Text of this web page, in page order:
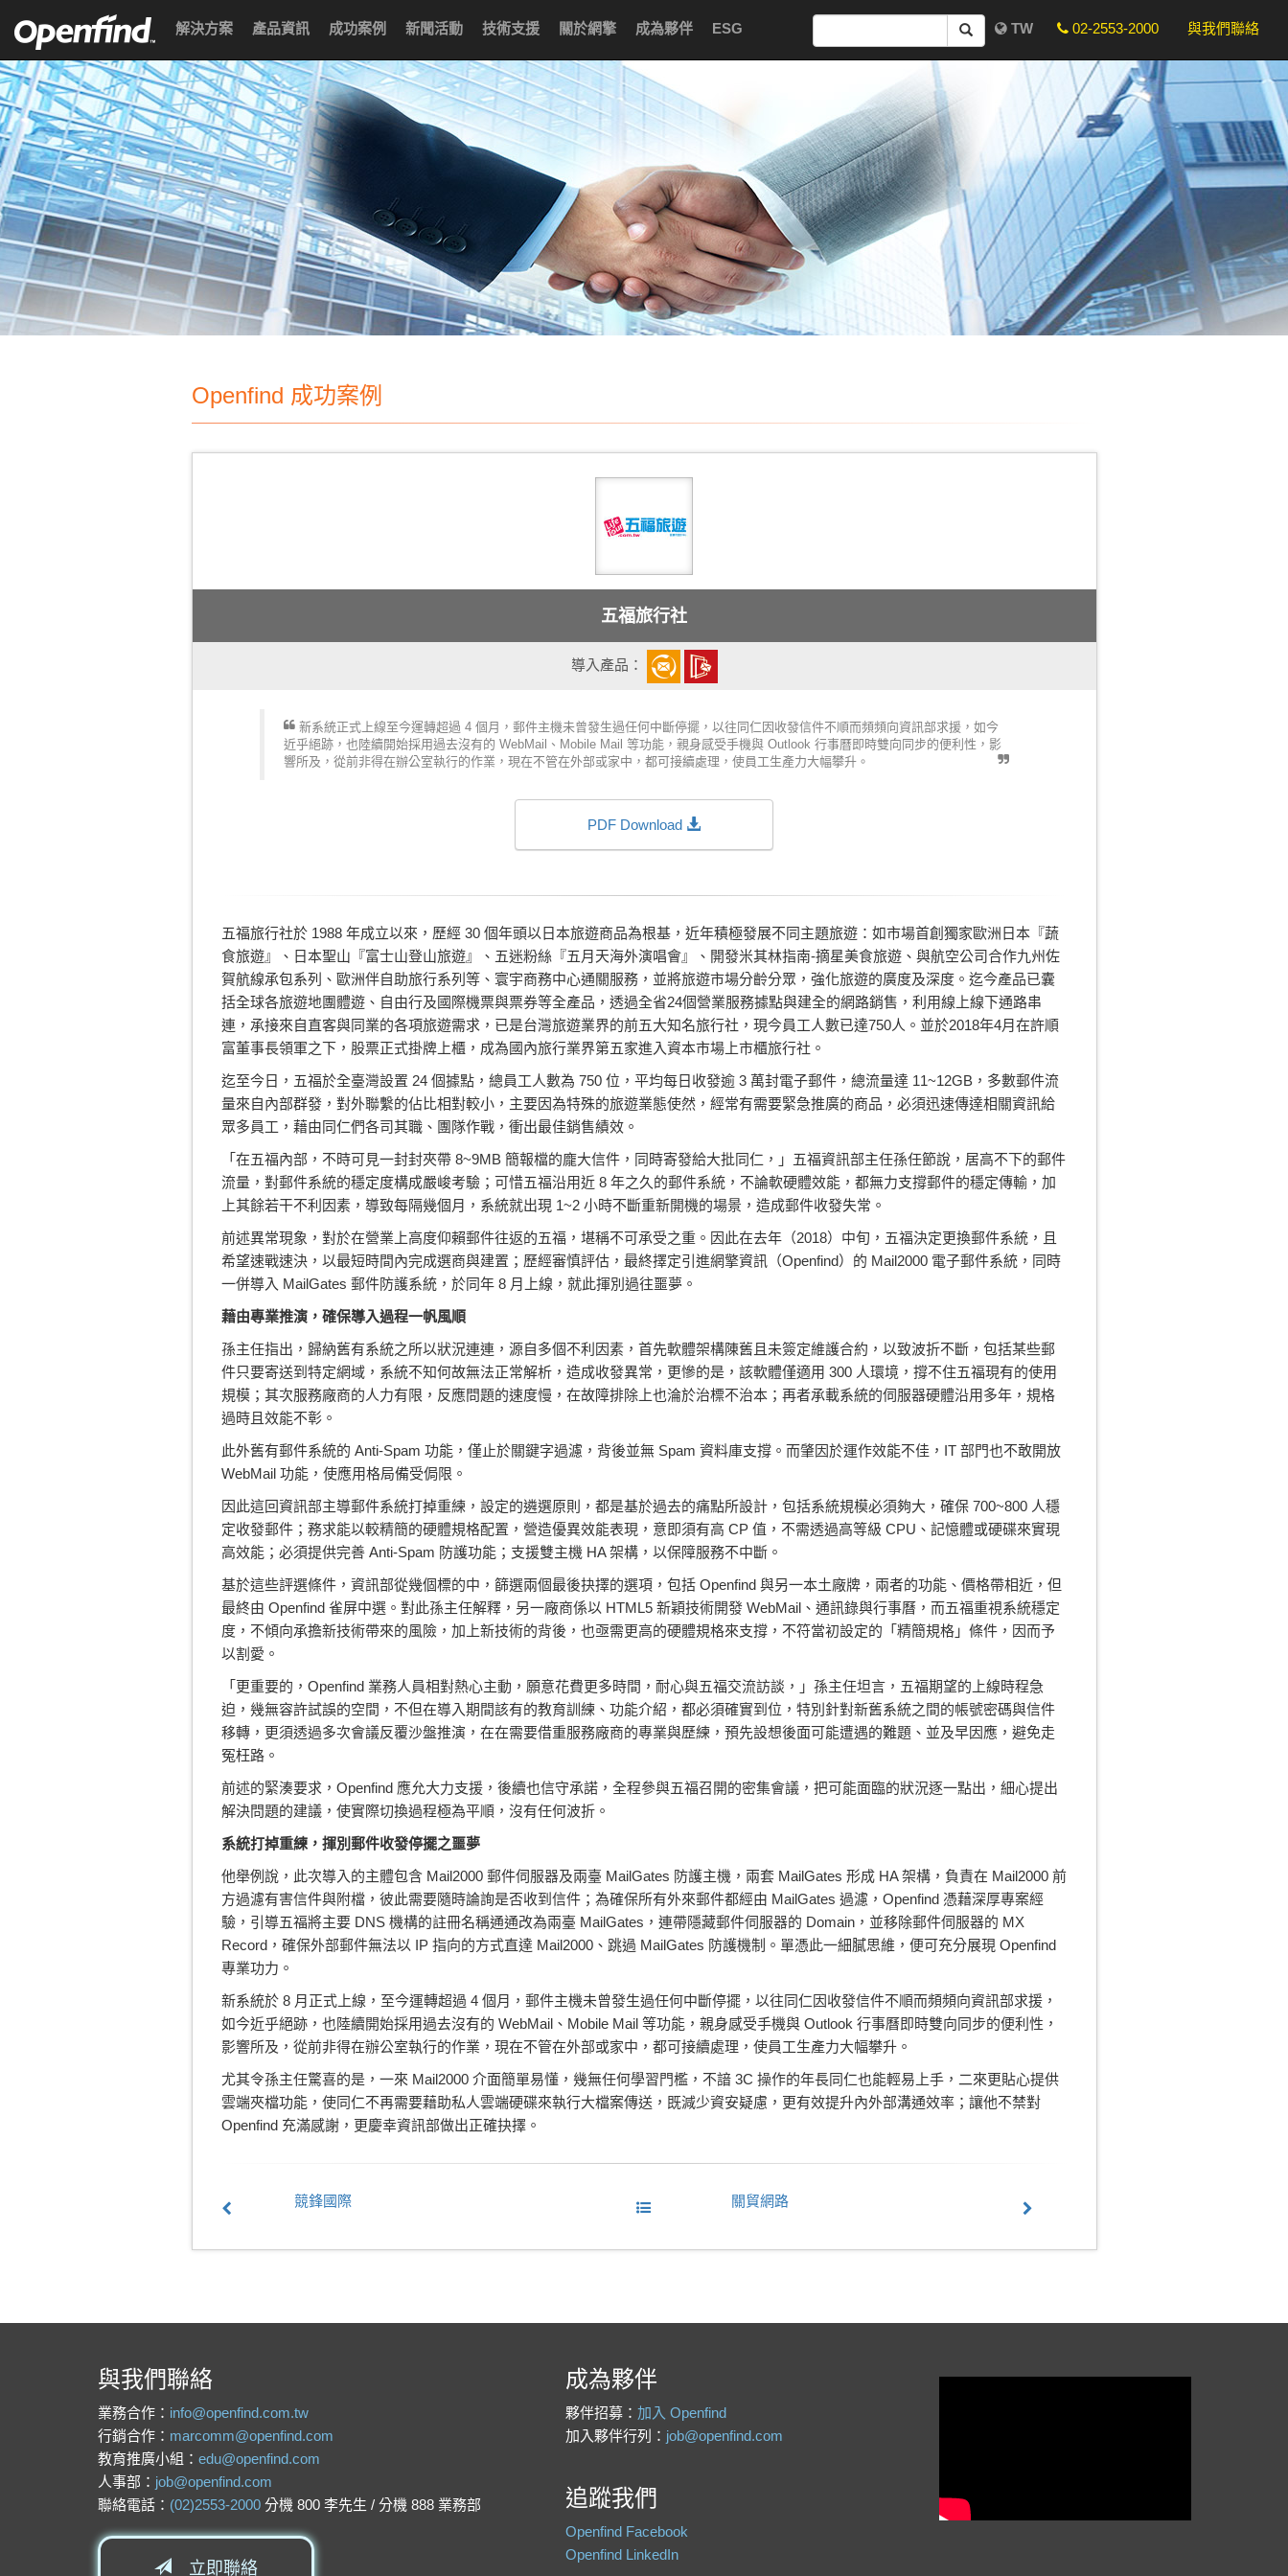
解決方案 產品資訊 成功案例 新聞活動 技術支援 關於網擎 成為夥伴 ESG TW 02-2553-2000 與我們聯絡
Openfind 成功案例
五福旅行社
導入產品：
新系統正式上線至今運轉超過 4 個月，郵件主機未曾發生過任何中斷停擺，以往同仁因收發信件不順而頻頻向資訊部求援，如今
近乎絕跡，也陸續開始採用過去沒有的 WebMail、Mobile Mail 等功能，親身感受手機與 Outlook 行事曆即時雙向同步的便利性，影
響所及，從前非得在辦公室執行的作業，現在不管在外部或家中，都可接續處理，使員工生產力大幅攀升。
PDF Download
五福旅行社於 1988 年成立以來，歷經 30 個年頭以日本旅遊商品為根基，近年積極發展不同主題旅遊：如市場首創獨家歐洲日本『蔬
食旅遊』、日本聖山『富士山登山旅遊』、五迷粉絲『五月天海外演唱會』、開發米其林指南-摘星美食旅遊、與航空公司合作九州佐
賀航線承包系列、歐洲伴自助旅行系列等、寰宇商務中心通關服務，並將旅遊市場分齡分眾，強化旅遊的廣度及深度。迄今產品已囊
括全球各旅遊地團體遊、自由行及國際機票與票券等全產品，透過全省24個營業服務據點與建全的網路銷售，利用線上線下通路串
連，承接來自直客與同業的各項旅遊需求，已是台灣旅遊業界的前五大知名旅行社，現今員工人數已達750人。並於2018年4月在許順
富董事長領軍之下，股票正式掛牌上櫃，成為國內旅行業界第五家進入資本市場上市櫃旅行社。
迄至今日，五福於全臺灣設置 24 個據點，總員工人數為 750 位，平均每日收發逾 3 萬封電子郵件，總流量達 11~12GB，多數郵件流
量來自內部群發，對外聯繫的佔比相對較小，主要因為特殊的旅遊業態使然，經常有需要緊急推廣的商品，必須迅速傳達相關資訊給
眾多員工，藉由同仁們各司其職、團隊作戰，衝出最佳銷售績效。
「在五福內部，不時可見一封封夾帶 8~9MB 簡報檔的龐大信件，同時寄發給大批同仁，」五福資訊部主任孫任節說，居高不下的郵件
流量，對郵件系統的穩定度構成嚴峻考驗；可惜五福沿用近 8 年之久的郵件系統，不論軟硬體效能，都無力支撐郵件的穩定傳輸，加
上其餘若干不利因素，導致每隔幾個月，系統就出現 1~2 小時不斷重新開機的場景，造成郵件收發失常。
前述異常現象，對於在營業上高度仰賴郵件往返的五福，堪稱不可承受之重。因此在去年（2018）中旬，五福決定更換郵件系統，且
希望速戰速決，以最短時間內完成選商與建置；歷經審慎評估，最終擇定引進網擎資訊（Openfind）的 Mail2000 電子郵件系統，同時
一併導入 MailGates 郵件防護系統，於同年 8 月上線，就此揮別過往噩夢。
藉由專業推演，確保導入過程一帆風順
孫主任指出，歸納舊有系統之所以狀況連連，源自多個不利因素，首先軟體架構陳舊且未簽定維護合約，以致波折不斷，包括某些郵
件只要寄送到特定網域，系統不知何故無法正常解析，造成收發異常，更慘的是，該軟體僅適用 300 人環境，撐不住五福現有的使用
規模；其次服務廠商的人力有限，反應問題的速度慢，在故障排除上也淪於治標不治本；再者承載系統的伺服器硬體沿用多年，規格
過時且效能不彰。
此外舊有郵件系統的 Anti-Spam 功能，僅止於關鍵字過濾，背後並無 Spam 資料庫支撐。而肇因於運作效能不佳，IT 部門也不敢開放
WebMail 功能，使應用格局備受侷限。
因此這回資訊部主導郵件系統打掉重練，設定的遴選原則，都是基於過去的痛點所設計，包括系統規模必須夠大，確保 700~800 人穩
定收發郵件；務求能以較精簡的硬體規格配置，營造優異效能表現，意即須有高 CP 值，不需透過高等級 CPU、記憶體或硬碟來實現
高效能；必須提供完善 Anti-Spam 防護功能；支援雙主機 HA 架構，以保障服務不中斷。
基於這些評選條件，資訊部從幾個標的中，篩選兩個最後抉擇的選項，包括 Openfind 與另一本土廠牌，兩者的功能、價格帶相近，但
最終由 Openfind 雀屏中選。對此孫主任解釋，另一廠商係以 HTML5 新穎技術開發 WebMail、通訊錄與行事曆，而五福重視系統穩定
度，不傾向承擔新技術帶來的風險，加上新技術的背後，也亟需更高的硬體規格來支撐，不符當初設定的「精簡規格」條件，因而予
以割愛。
「更重要的，Openfind 業務人員相對熱心主動，願意花費更多時間，耐心與五福交流訪談，」孫主任坦言，五福期望的上線時程急
迫，幾無容許試誤的空間，不但在導入期間該有的教育訓練、功能介紹，都必須確實到位，特別針對新舊系統之間的帳號密碼與信件
移轉，更須透過多次會議反覆沙盤推演，在在需要借重服務廠商的專業與歷練，預先設想後面可能遭遇的難題、並及早因應，避免走
冤枉路。
前述的緊湊要求，Openfind 應允大力支援，後續也信守承諾，全程參與五福召開的密集會議，把可能面臨的狀況逐一點出，細心提出
解決問題的建議，使實際切換過程極為平順，沒有任何波折。
系統打掉重練，揮別郵件收發停擺之噩夢
他舉例說，此次導入的主體包含 Mail2000 郵件伺服器及兩臺 MailGates 防護主機，兩套 MailGates 形成 HA 架構，負責在 Mail2000 前
方過濾有害信件與附檔，彼此需要隨時論詢是否收到信件；為確保所有外來郵件都經由 MailGates 過濾，Openfind 憑藉深厚專案經
驗，引導五福將主要 DNS 機構的註冊名稱通通改為兩臺 MailGates，連帶隱藏郵件伺服器的 Domain，並移除郵件伺服器的 MX
Record，確保外部郵件無法以 IP 指向的方式直達 Mail2000、跳過 MailGates 防護機制。單憑此一細膩思維，便可充分展現 Openfind
專業功力。
新系統於 8 月正式上線，至今運轉超過 4 個月，郵件主機未曾發生過任何中斷停擺，以往同仁因收發信件不順而頻頻向資訊部求援，
如今近乎絕跡，也陸續開始採用過去沒有的 WebMail、Mobile Mail 等功能，親身感受手機與 Outlook 行事曆即時雙向同步的便利性，
影響所及，從前非得在辦公室執行的作業，現在不管在外部或家中，都可接續處理，使員工生產力大幅攀升。
尤其令孫主任驚喜的是，一來 Mail2000 介面簡單易懂，幾無任何學習門檻，不諳 3C 操作的年長同仁也能輕易上手，二來更貼心提供
雲端夾檔功能，使同仁不再需要藉助私人雲端硬碟來執行大檔案傳送，既減少資安疑慮，更有效提升內外部溝通效率；讓他不禁對
Openfind 充滿感謝，更慶幸資訊部做出正確抉擇。
競鋒國際 關貿網路
與我們聯絡
業務合作： info@openfind.com.tw
行銷合作： marcomm@openfind.com
教育推廣小組： edu@openfind.com
人事部： job@openfind.com
聯絡電話： (02)2553-2000 分機 800 李先生 / 分機 888 業務部
立即聯絡
成為夥伴
夥伴招募： 加入 Openfind
加入夥伴行列： job@openfind.com
追蹤我們
Openfind Facebook
Openfind LinkedIn